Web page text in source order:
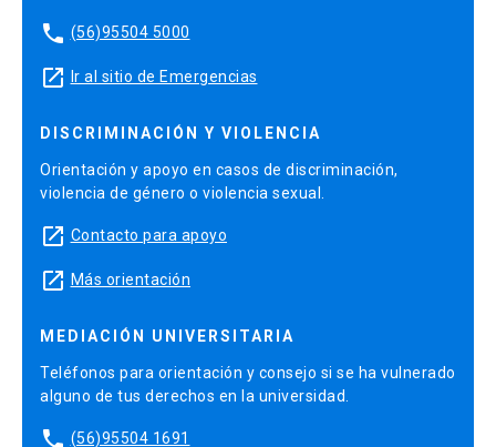
phone (56)95504 5000
launch Ir al sitio de Emergencias
DISCRIMINACIÓN Y VIOLENCIA
Orientación y apoyo en casos de discriminación,
violencia de género o violencia sexual.
launch Contacto para apoyo
launch Más orientación
MEDIACIÓN UNIVERSITARIA
Teléfonos para orientación y consejo si se ha vulnerado
alguno de tus derechos en la universidad.
phone (56)95504 1691